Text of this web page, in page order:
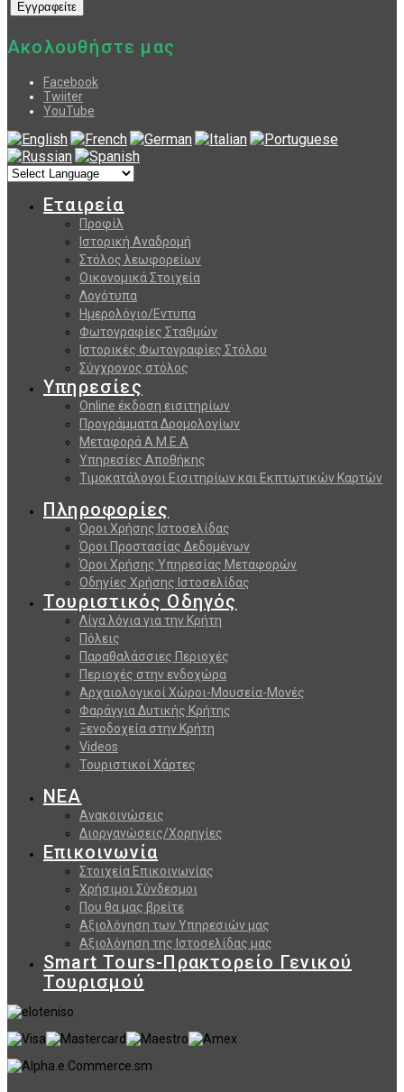
Ακολουθήστε μας
Facebook
Twiiter
YouTube
Εταιρεία
Προφίλ
Ιστορική Αναδρομή
Στόλος λεωφορείων
Οικονομικά Στοιχεία
Λογότυπα
Ημερολόγιο/Εντυπα
Φωτογραφίες Σταθμών
Ιστορικές Φωτογραφίες Στόλου
Σύγχρονος στόλος
Υπηρεσίες
Online έκδοση εισιτηρίων
Προγράμματα Δρομολογίων
Μεταφορά Α.Μ.Ε.Α
Υπηρεσίες Αποθήκης
Τιμοκατάλογοι Εισιτηρίων και Εκπτωτικών Καρτών
Πληροφορίες
Όροι Χρήσης Ιστοσελίδας
Όροι Προστασίας Δεδομένων
Όροι Χρήσης Υπηρεσίας Μεταφορών
Οδηγίες Χρήσης Ιστοσελίδας
Τουριστικός Οδηγός
Λίγα λόγια για την Κρήτη
Πόλεις
Παραθαλάσσιες Περιοχές
Περιοχές στην ενδοχώρα
Αρχαιολογικοί Χώροι-Μουσεία-Μονές
Φαράγγια Δυτικής Κρήτης
Ξενοδοχεία στην Κρήτη
Videos
Τουριστικοί Χάρτες
ΝΕΑ
Ανακοινώσεις
Διοργανώσεις/Χορηγίες
Επικοινωνία
Στοιχεία Επικοινωνίας
Χρήσιμοι Σύνδεσμοι
Που θα μας βρείτε
Αξιολόγηση των Υπηρεσιών μας
Αξιολόγηση της Ιστοσελίδας μας
Smart Tours-Πρακτορείο Γενικού
Τουρισμού